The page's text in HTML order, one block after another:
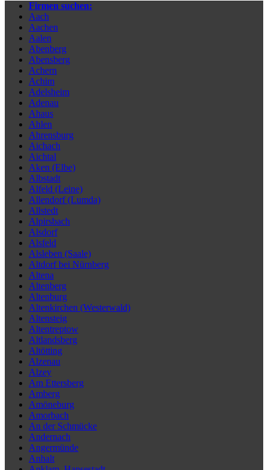
Firmen suchen:
Aach
Aachen
Aalen
Abenberg
Abensberg
Achern
Achim
Adelsheim
Adenau
Ahaus
Ahlen
Ahrensburg
Aichach
Aichtal
Aken (Elbe)
Albstadt
Alfeld (Leine)
Allendorf (Lumda)
Allstedt
Alpirsbach
Alsdorf
Alsfeld
Alsleben (Saale)
Altdorf bei Nürnberg
Altena
Altenberg
Altenburg
Altenkirchen (Westerwald)
Altensteig
Altentreptow
Altlandsberg
Altötting
Alzenau
Alzey
Am Ettersberg
Amberg
Amöneburg
Amorbach
An der Schmücke
Andernach
Angermünde
Anhalt